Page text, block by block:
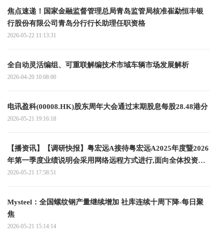
焦点速递！国家金融监督管理总局青岛监管局核准崔勐恒丰银
行股份有限公司青岛分行行长助理任职资格
2026-05-22 11:13:31
全自动灵活编组、可重联解编技术市域车辆市场发展解析
2026-04-20 10:08:00
电讯盈科(00008.HK)股东周年大会通过末期股息每股28.48港分
2026-05-21 19:16:18
【播资讯】【调研快报】粤宏远A接待粤宏远A2025年度暨2026
年第一季度业绩说明会采用网络远程方式进行,面向全体投资者
调研
2026-05-21 17:58:51
Mysteel：全国螺纹钢产量继续增加 社库连续十周下降-每日聚
焦
2026-05-21 15:14:14